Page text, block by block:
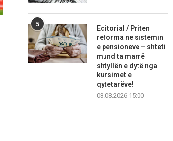
5
Editorial / Priten
reforma në sistemin
e pensioneve – shteti
mund ta marrë
shtyllën e dytë nga
kursimet e
qytetarëve!
03.08.2026 15:00